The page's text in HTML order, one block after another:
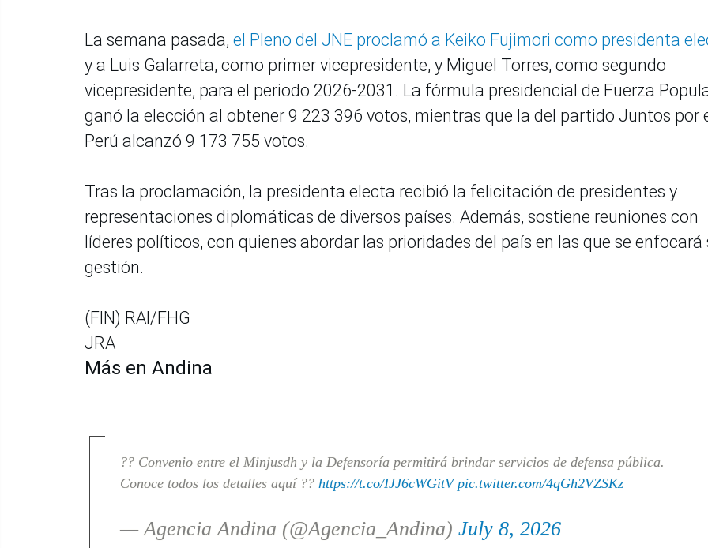
La semana pasada, el Pleno del JNE proclamó a Keiko Fujimori como presidenta
y a Luis Galarreta, como primer vicepresidente, y Miguel Torres, como segundo
vicepresidente, para el periodo 2026-2031. La fórmula presidencial de Fuerza
ganó la elección al obtener 9 223 396 votos, mientras que la del partido Juntos por
Perú alcanzó 9 173 755 votos.
Tras la proclamación, la presidenta electa recibió la felicitación de presidentes y
representaciones diplomáticas de diversos países. Además, sostiene reuniones con
líderes políticos, con quienes abordar las prioridades del país en las que se enfocará
gestión.
(FIN) RAI/FHG
JRA
Más en Andina
?? Convenio entre el Minjusdh y la Defensoría permitirá brindar servicios de defensa pública.
Conoce todos los detalles aquí ?? https://t.co/IJJ6cWGitV pic.twitter.com/4qGh2VZSKz
— Agencia Andina (@Agencia_Andina) July 8, 2026